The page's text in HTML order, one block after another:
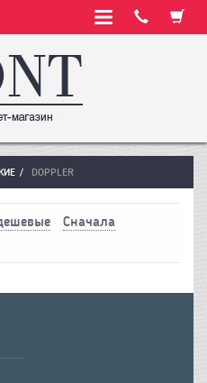
DOPPLER
Сначала